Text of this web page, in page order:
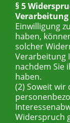
§ 5
Einwilligung
haben,
solcher
Verarbeitung
nachdem Sie
haben.
(2) Soweit
Widerspruch